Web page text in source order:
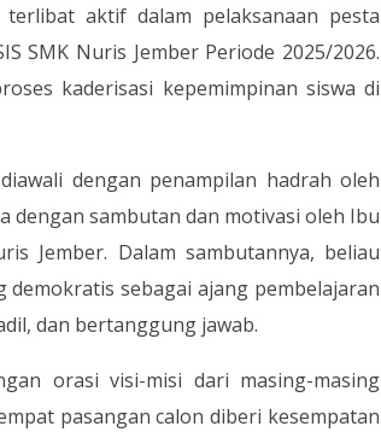
aktif dalam pelaksanaan pesta
SMK Nuris Jember Periode 2025/2026.
kaderisasi kepemimpinan siswa di
dengan penampilan hadrah oleh
dengan sambutan dan motivasi oleh Ibu
Jember. Dalam sambutannya, beliau
sebagai ajang pembelajaran
dan bertanggung jawab.
orasi visi-misi dari masing-masing
pasangan calon diberi kesempatan